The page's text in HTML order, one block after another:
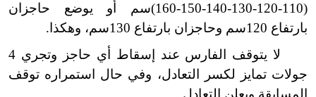
(110-120-130-140-150-160)سم أو يوضع حاجزان
بارتفاع 120سم وحاجزان بارتفاع 130سم، وهكذا.
لا يتوقف الفارس عند إسقاط أي حاجز وتجري 4
جولات تمايز لكسر التعادل، وفي حال استمراره توقف
المسابقة ويعلن التعادل.